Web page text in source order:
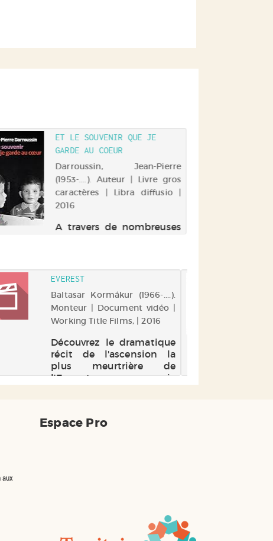
ET LE SOUVENIR QUE JE
GARDE AU COEUR
Darroussin, Jean-Pierre
(1953-....). Auteur | Livre gros
caractères | Libra diffusio |
2016
A travers de nombreuses
de Courbevoie, marquée
ouvrier et intellectuel
autodidacte lecteur de
Marx, à sa carrière
EVEREST
Baltasar Kormákur (1966-....).
Monteur | Document vidéo |
Working Title Films, | 2016
Découvrez le dramatique
récit de l'ascension la
plus meurtrière de
l'Everest en compagnie
cette aventure tirée de
aux
Espace Pro